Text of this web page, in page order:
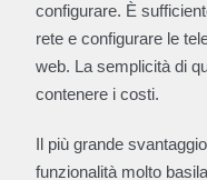
configurare. È
rete e configurare le
web. La semplicità di
contenere i costi.
Il più grande
funzionalità molto